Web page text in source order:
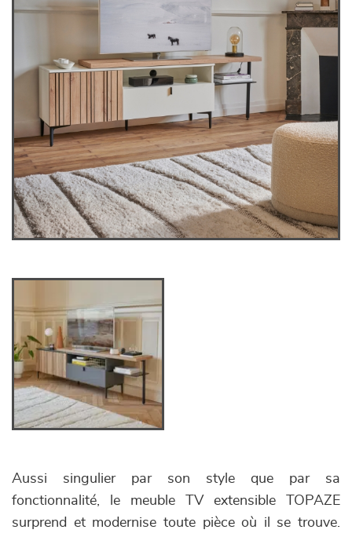
Aussi singulier par son style que par sa
fonctionnalité, le meuble TV extensible TOPAZE
surprend et modernise toute pièce où il se trouve.